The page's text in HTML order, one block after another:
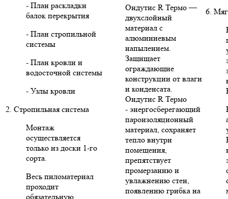
- План раскладки
балок перекрытия
- План стропильной
системы
- План кровли и
водосточной системы
- Узлы кровли
2. Стропильная система
Монтаж
осуществляется
только из доски 1-го
сорта.
Весь пиломатериал
проходит
обязательную
Ондутис R Термо —
двухслойный
материал с
алюминиевым
напылением.
Защищает
ограждающие
конструкции от влаги
и конденсата.
Ондутис R Термо
- энергосберегающий
пароизоляционный
материал, сохраняет
тепло внутри
помещения,
препятствует
промерзанию и
увлажнению стен,
появлению грибка на
6.